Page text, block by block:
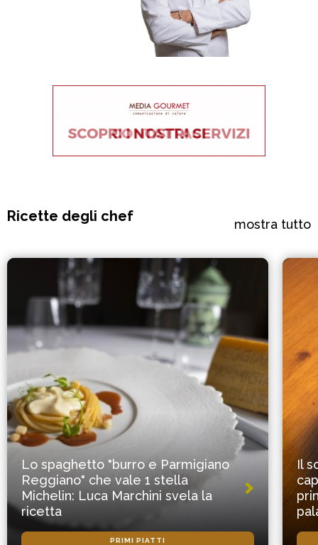
Ricette degli chef mostra tutto
Lo spaghetto "burro e Parmigiano
Reggiano" che vale 1 stella
Michelin: Luca Marchini svela la
ricetta
PRIMI PIATTI
Il